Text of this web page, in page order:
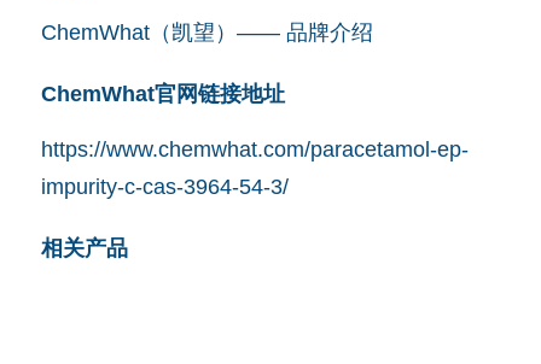
ChemWhat（凯望）—— 品牌介绍
ChemWhat官网链接地址
https://www.chemwhat.com/paracetamol-ep-
impurity-c-cas-3964-54-3/
相关产品